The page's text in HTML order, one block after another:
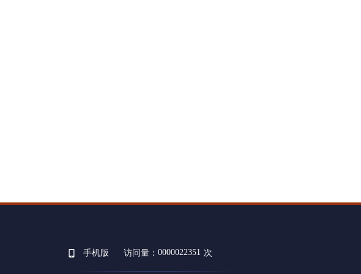
手机版 访问量： 0000022351 次